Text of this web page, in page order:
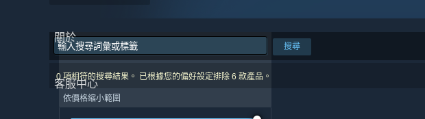
關於
客服中心
搜尋
0 項相符的搜尋結果。 已根據您的偏好設定排除 6 款產品。
依價格縮小範圍